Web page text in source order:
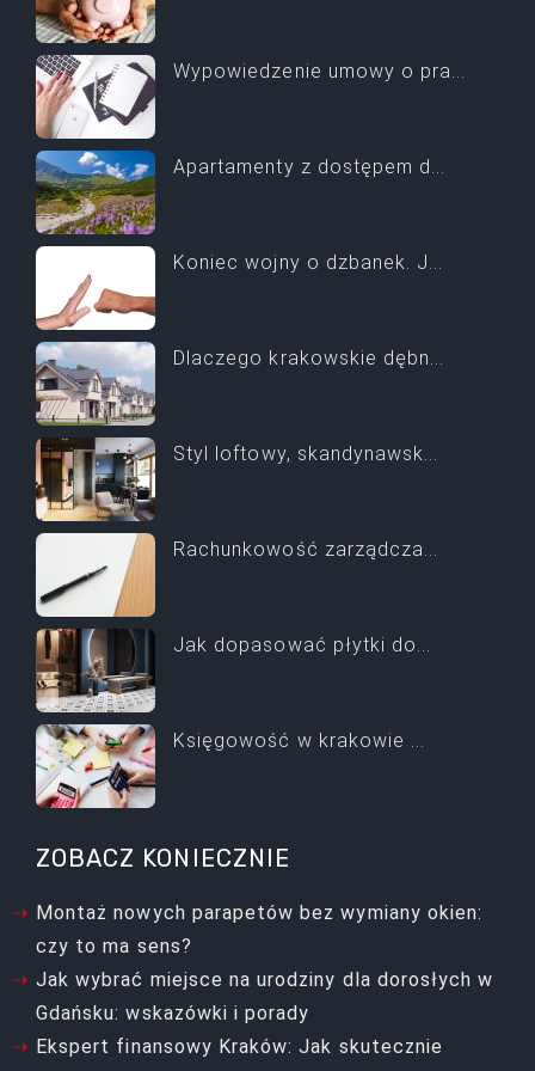
Wypowiedzenie umowy o pra...
Apartamenty z dostępem d...
Koniec wojny o dzbanek. J...
Dlaczego krakowskie dębn...
Styl loftowy, skandynawsk...
Rachunkowość zarządcza...
Jak dopasować płytki do...
Księgowość w krakowie ...
ZOBACZ KONIECZNIE
Montaż nowych parapetów bez wymiany okien:
czy to ma sens?
Jak wybrać miejsce na urodziny dla dorosłych w
Gdańsku: wskazówki i porady
Ekspert finansowy Kraków: Jak skutecznie